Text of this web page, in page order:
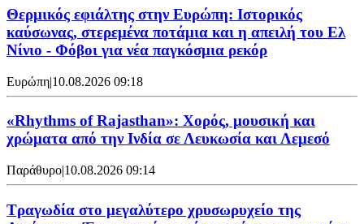
Θερμικός εφιάλτης στην Ευρώπη: Ιστορικός
καύσωνας, στερεμένα ποτάμια και η απειλή του Ελ
Νίνιο - Φόβοι για νέα παγκόσμια ρεκόρ
Ευρώπη|10.08.2026 09:18
«Rhythms of Rajasthan»: Χορός, μουσική και
χρώματα από την Ινδία σε Λευκωσία και Λεμεσό
Παράθυρο|10.08.2026 09:14
Τραγωδία στο μεγαλύτερο χρυσωρυχείο της